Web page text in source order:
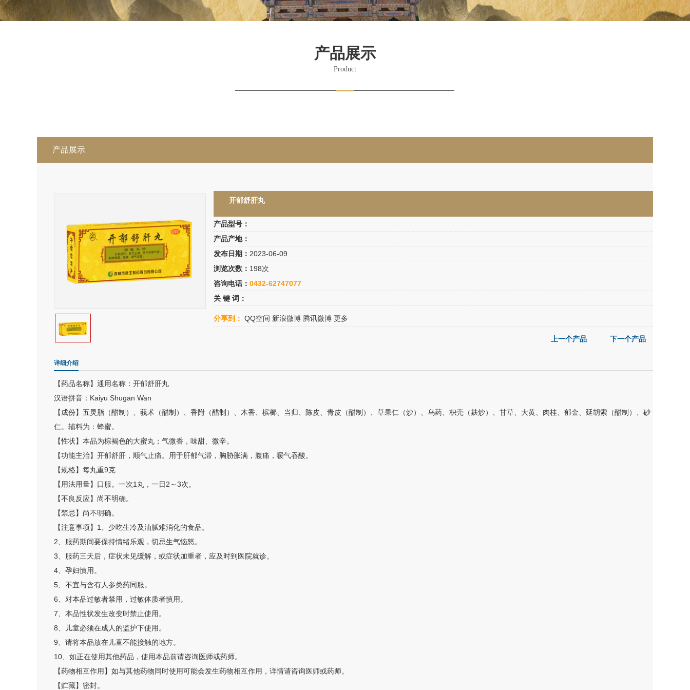
产品展示
Product
产品展示
开郁舒肝丸
产品型号：
产品产地：
发布日期： 2023-06-09
浏览次数： 198次
咨询电话： 0432-62747077
关 键 词：
分享到： QQ空间 新浪微博 腾讯微博 更多
下一个产品
上一个产品
详细介绍
【药品名称】通用名称：开郁舒肝丸
汉语拼音：Kaiyu Shugan Wan
【成份】五灵脂（醋制）、莪术（醋制）、香附（醋制）、木香、槟榔、当归、陈皮、青皮（醋制）、草果仁（炒）、乌药、枳壳（麸炒）、甘草、大黄、肉桂、郁金、延胡索（醋制）、砂
仁。辅料为：蜂蜜。
【性状】本品为棕褐色的大蜜丸；气微香，味甜、微辛。
【功能主治】开郁舒肝，顺气止痛。用于肝郁气滞，胸胁胀满，腹痛，嗳气吞酸。
【规格】每丸重9克
【用法用量】口服。一次1丸，一日2～3次。
【不良反应】尚不明确。
【禁忌】尚不明确。
【注意事项】1、少吃生冷及油腻难消化的食品。
2、服药期间要保持情绪乐观，切忌生气恼怒。
3、服药三天后，症状未见缓解，或症状加重者，应及时到医院就诊。
4、孕妇慎用。
5、不宜与含有人参类药同服。
6、对本品过敏者禁用，过敏体质者慎用。
7、本品性状发生改变时禁止使用。
8、儿童必须在成人的监护下使用。
9、请将本品放在儿童不能接触的地方。
10、如正在使用其他药品，使用本品前请咨询医师或药师。
【药物相互作用】如与其他药物同时使用可能会发生药物相互作用，详情请咨询医师或药师。
【贮藏】密封。